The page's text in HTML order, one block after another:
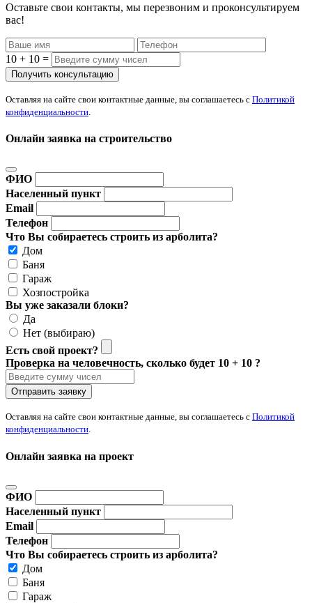
Оставьте свои контакты, мы перезвоним и проконсультируем
вас!
10 + 10 =
Оставляя на сайте свои контактные данные, вы соглашаетесь с Политикой
конфиденциальности
Онлайн заявка на строительство
ФИО
Населенный пункт
Email
Телефон
Что Вы собираетесь строить из арболита?
Дом
Баня
Гараж
Хозпостройка
Вы уже заказали блоки?
Да
Нет (выбираю)
Есть свой проект?
Проверка на человечность, сколько будет 10 + 10 ?
Отправить заявку
Оставляя на сайте свои контактные данные, вы соглашаетесь с Политикой
конфиденциальности.
Онлайн заявка на проект
ФИО
Населенный пункт
Email
Телефон
Что Вы собираетесь строить из арболита?
Дом
Баня
Гараж